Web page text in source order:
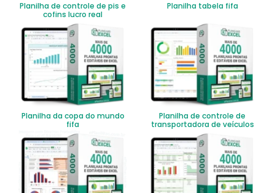
Planilha de controle de pis e
cofins lucro real
Planilha tabela fifa
Planilha da copa do mundo
fifa
Planilha de controle de
transportadora de veículos